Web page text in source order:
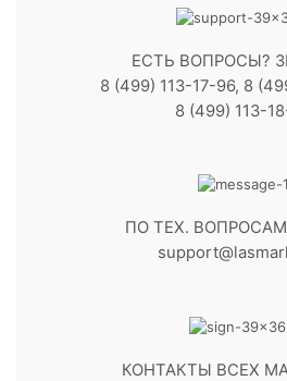
ЕСТЬ ВОПРОСЫ?
8 (499) 113-17-96, 8
8 (499) 113-
ПО ТЕХ.
КОНТАКТЫ ВСЕХ